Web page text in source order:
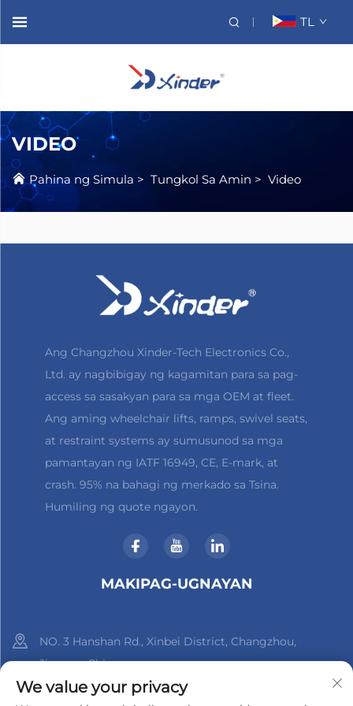
TL
VIDEO
Pahina ng Simula > Tungkol Sa Amin > Video
Ang Changzhou Xinder-Tech Electronics Co.,
Ltd. ay nagbibigay ng kagamitan para sa pag-
access sa sasakyan para sa mga OEM at fleet.
Ang aming wheelchair lifts, ramps, swivel seats,
at restraint systems ay sumusunod sa mga
pamantayan ng IATF 16949, CE, E-mark, at
crash. 95% na bahagi ng merkado sa Tsina.
Humiling ng quote ngayon.
MAKIPAG-UGNAYAN
NO. 3 Hanshan Rd., Xinbei District, Changzhou,
Jiangsu, China
+86-18961288218
We value your privacy